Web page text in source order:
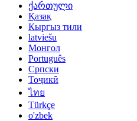
ქართული
Қазақ
Кыргыз тили
latviešu
Монгол
Português
Српски
Тоҷикӣ
ไทย
Türkçe
o'zbek